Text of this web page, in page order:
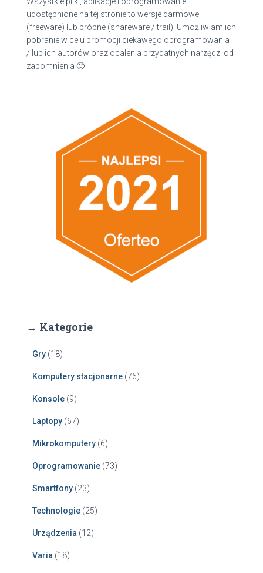
udostępnione na tej stronie to wersje darmowe
(freeware) lub próbne (shareware / trail). Umożliwiam ich
pobranie w celu promocji ciekawego oprogramowania i
/ lub ich autorów oraz ocalenia przydatnych narzędzi od
zapomnienia 🙂
→ Kategorie
Gry (18)
Komputery stacjonarne (76)
Konsole (9)
Laptopy (67)
Mikrokomputery (6)
Oprogramowanie (73)
Smartfony (23)
Technologie (25)
Urządzenia (12)
Varia (18)